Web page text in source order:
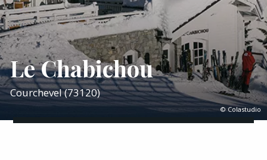
© Colastudio
Le Chabichou
Courchevel (73120)